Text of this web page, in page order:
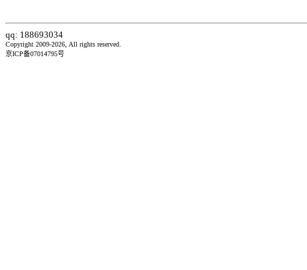
qq: 188693034
Copyright 2009-2026, All rights reserved.
京ICP备07014795号